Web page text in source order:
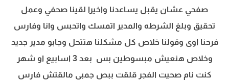
صفحي عشان يقبل يساعدنا واخيرا لقينا صحفي وعمل
تحقيق وبلغ الشرطه والمدير اتمسك واتحبس وانا وفارس
فرحنا اوى وقولنا خلاص كل مشكلنا هتتحل وجابو مدير جديد
وخلاص هنعيش مبسوطين بس بعد 3 اسابيع او شهر
كنت نام صحيت الفجر قلقت ببص جمبي مالقتش فارس